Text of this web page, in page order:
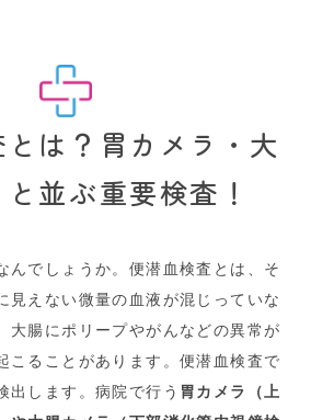
は？胃カメラ・大
並ぶ重要検査！
んでしょうか。便潜血検査とは、そ
見えない微量の血液が混じっていな
大腸にポリープやがんなどの異常が
こることがあります。便潜血検査で
出します。病院で行う 胃カメラ（上